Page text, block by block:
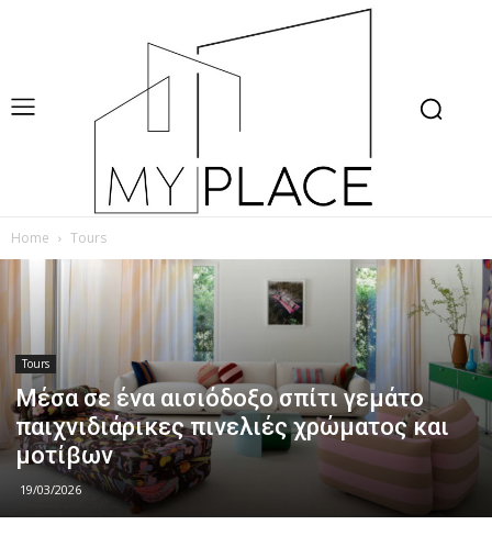
Home Tours
Tours
Μέσα σε ένα αισιόδοξο σπίτι γεμάτο
παιχνιδιάρικες πινελιές χρώματος και
μοτίβων
19/03/2026